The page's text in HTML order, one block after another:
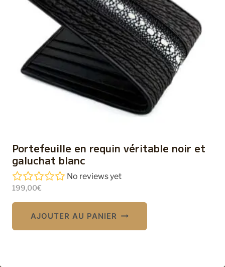
Portefeuille en requin véritable noir et
galuchat blanc
No reviews yet
199,00€
AJOUTER AU PANIER